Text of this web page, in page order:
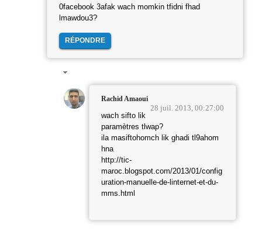
0facebook 3afak wach momkin tfidni fhad
lmawdou3?
RÉPONDRE
Rachid Amaoui
28 juil. 2013, 00:27:00
wach sifto lik
paramètres tlwap?
ila masiftohomch lik ghadi tl9ahom
hna
http://tic-
maroc.blogspot.com/2013/01/config
uration-manuelle-de-linternet-et-du-
mms.html